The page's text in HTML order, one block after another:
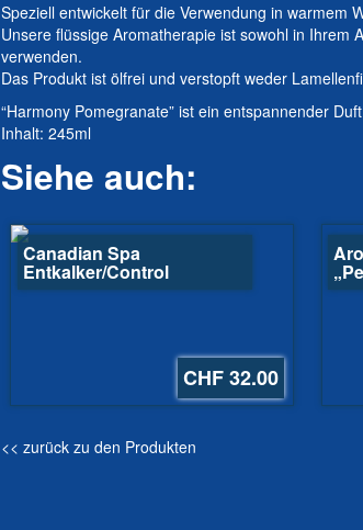
Speziell entwickelt für die Verwendung in warmem
Unsere flüssige Aromatherapie ist sowohl in Ihrem
verwenden.
Das Produkt ist ölfrei und verstopft weder
“Harmony Pomegranate” ist ein entspannender
Inhalt: 245ml
Siehe auch:
Canadian Spa
Entkalker/Control
CHF 32.00
<< zurück zu den Produkten